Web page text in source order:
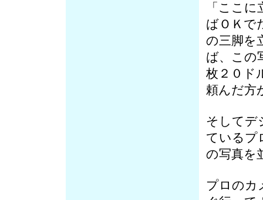
「ここ
ばＯＫで
の三脚を
ば、この
枚２０ド
頼んだ方
そしてデ
ているプ
の写真を
プロのカ